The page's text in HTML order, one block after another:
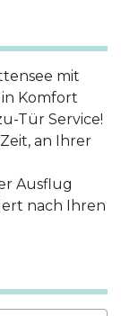
mit
in Komfort
Tür Service!
an Ihrer
Ausflug
nach Ihren